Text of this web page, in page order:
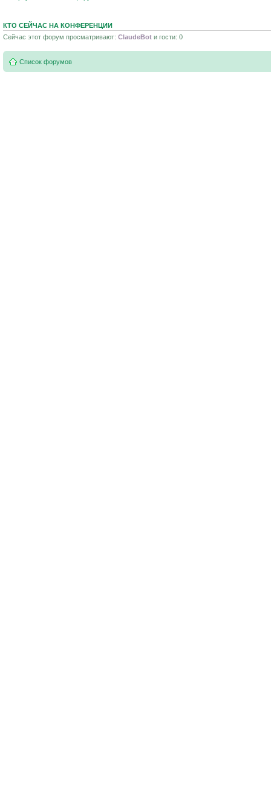
КТО СЕЙЧАС НА КОНФЕРЕНЦИИ
Сейчас этот форум просматривают: ClaudeBot и гости: 0
Список форумов